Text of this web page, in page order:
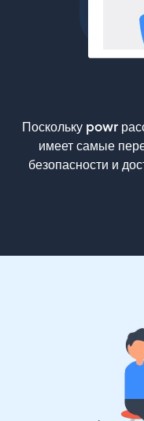
Поскольку powr
имеет самые
безопасности и